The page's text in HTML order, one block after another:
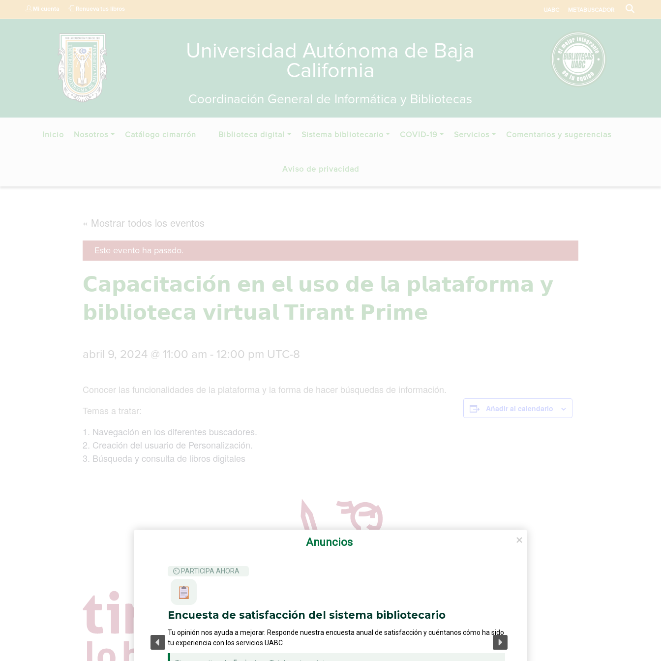
Mi cuenta Renueva tus libros UABC METABUSCADOR
Universidad Autónoma de Baja
California
Coordinación General de Informática y Bibliotecas
Inicio Nosotros Catálogo cimarrón Biblioteca digital Sistema bibliotecario COVID-19 Servicios Comentarios y sugerencias
Aviso de privacidad
« Mostrar todos los eventos
Este evento ha pasado.
𝗖𝗮𝗽𝗮𝗰𝗶𝘁𝗮𝗰𝗶𝗼́𝗻 𝗲𝗻 𝗲𝗹 𝘂𝘀𝗼 𝗱𝗲 𝗹𝗮 𝗽𝗹𝗮𝘁𝗮𝗳𝗼𝗿𝗺𝗮 𝘆
𝗯𝗶𝗯𝗹𝗶𝗼𝘁𝗲𝗰𝗮 𝘃𝗶𝗿𝘁𝘂𝗮𝗹 𝗧𝗶𝗿𝗮𝗻𝘁 𝗣𝗿𝗶𝗺𝗲
abril 9, 2024 @ 11:00 am - 12:00 pm UTC-8
Conocer las funcionalidades de la plataforma y la forma de hacer búsquedas de información.
Temas a tratar:
Navegación en los diferentes buscadores.
Creación del usuario de Personalización.
Búsqueda y consulta de libros digitales
Añadir al calendario
Anuncios
⏲ PARTICIPA AHORA
Encuesta de satisfacción del sistema bibliotecario
Tu opinión nos ayuda a mejorar. Responde nuestra encuesta anual de satisfacción y cuéntanos cómo ha sido
tu experiencia con los servicios UABC